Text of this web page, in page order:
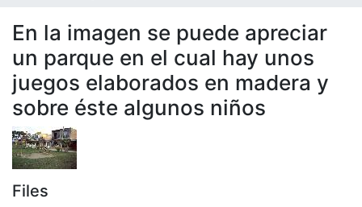
En la imagen se puede apreciar
un parque en el cual hay unos
juegos elaborados en madera y
sobre éste algunos niños
Files